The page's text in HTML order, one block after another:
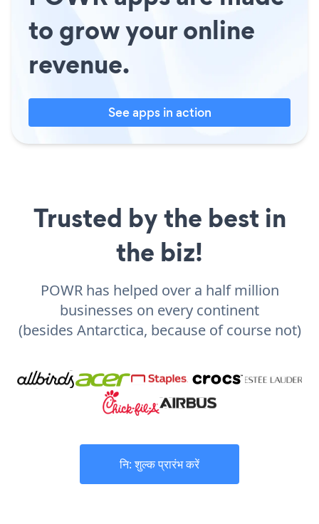
to grow your online
revenue.
See apps in action
Trusted by the best in
the biz!
POWR has helped over a half million
businesses on every continent
(besides Antarctica, because of course not)
नि: शुल्क प्रारंभ करें